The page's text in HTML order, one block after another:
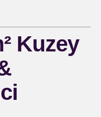
Kuzey